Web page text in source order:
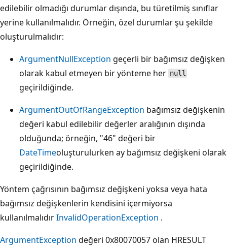
edilebilir olmadığı durumlar dışında, bu türetilmiş sınıflar
yerine kullanılmalıdır. Örneğin, özel durumlar şu şekilde
oluşturulmalıdır:
ArgumentNullException geçerli bir bağımsız değişken
olarak kabul etmeyen bir yönteme her null
geçirildiğinde.
ArgumentOutOfRangeException bağımsız değişkenin
değeri kabul edilebilir değerler aralığının dışında
olduğunda; örneğin, "46" değeri bir
DateTimeoluşturulurken ay bağımsız değişkeni olarak
geçirildiğinde.
Yöntem çağrısının bağımsız değişkeni yoksa veya hata
bağımsız değişkenlerin kendisini içermiyorsa
kullanılmalıdırInvalidOperationException .
ArgumentException değeri 0x80070057 olan HRESULT